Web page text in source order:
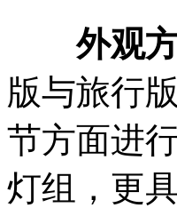
外观
版与旅行
节方面进
灯组，更